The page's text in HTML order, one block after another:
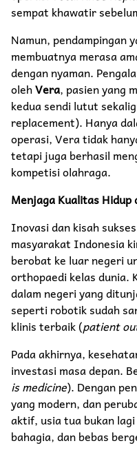
sempat khawatir
Namun, pendampingan
membuatnya merasa
dengan nyaman.
olehVera, pasien yang
kedua sendi lutut
replacement). Hanya
operasi, Vera tidak
tetapi juga berhasil
kompetisi olahraga.
Menjaga Kualitas Hidup
Inovasi dan kisah
masyarakat Indonesia
berobat ke luar negeri
orthopaedi kelas dunia.
dalam negeri yang
seperti robotik sudah
klinis terbaik (patient
Pada akhirnya,
investasi masa depan.
is medicine). Dengan
yang modern, dan
aktif, usia tua bukan
bahagia, dan bebas